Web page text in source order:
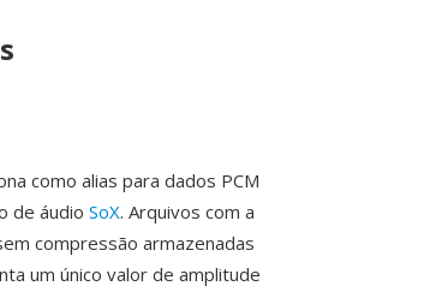
como alias para dados PCM
de áudio SoX. Arquivos com a
compressão armazenadas
um único valor de amplitude